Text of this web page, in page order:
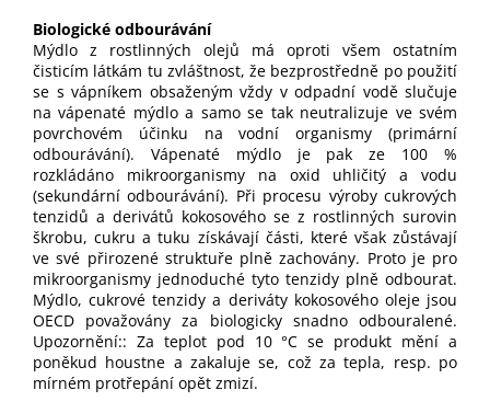
Biologické odbourávání
Mýdlo z rostlinných olejů má oproti všem ostatním
čisticím látkám tu zvláštnost, že bezprostředně po použití
se s vápníkem obsaženým vždy v odpadní vodě slučuje
na vápenaté mýdlo a samo se tak neutralizuje ve svém
povrchovém účinku na vodní organismy (primární
odbourávání). Vápenaté mýdlo je pak ze 100 %
rozkládáno mikroorganismy na oxid uhličitý a vodu
(sekundární odbourávání). Při procesu výroby cukrových
tenzidů a derivátů kokosového se z rostlinných surovin
škrobu, cukru a tuku získávají části, které však zůstávají
ve své přirozené struktuře plně zachovány. Proto je pro
mikroorganismy jednoduché tyto tenzidy plně odbourat.
Mýdlo, cukrové tenzidy a deriváty kokosového oleje jsou
OECD považovány za biologicky snadno odbouralené.
Upozornění:: Za teplot pod 10 °C se produkt mění a
poněkud houstne a zakaluje se, což za tepla, resp. po
mírném protřepání opět zmizí.